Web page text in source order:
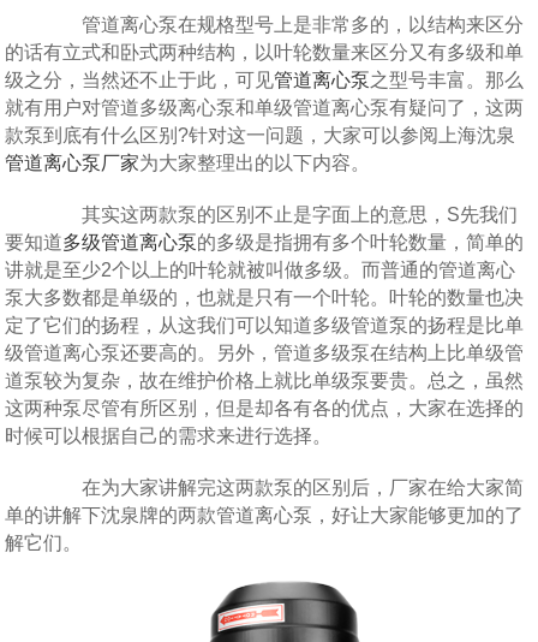
管道离心泵在规格型号上是非常多的，以结构来区分
的话有立式和卧式两种结构，以叶轮数量来区分又有多级和单
级之分，当然还不止于此，可见管道离心泵之型号丰富。那么
就有用户对管道多级离心泵和单级管道离心泵有疑问了，这两
款泵到底有什么区别?针对这一问题，大家可以参阅上海沈泉
管道离心泵厂家为大家整理出的以下内容。
其实这两款泵的区别不止是字面上的意思，S先我们
要知道多级管道离心泵的多级是指拥有多个叶轮数量，简单的
讲就是至少2个以上的叶轮就被叫做多级。而普通的管道离心
泵大多数都是单级的，也就是只有一个叶轮。叶轮的数量也决
定了它们的扬程，从这我们可以知道多级管道泵的扬程是比单
级管道离心泵还要高的。另外，管道多级泵在结构上比单级管
道泵较为复杂，故在维护价格上就比单级泵要贵。总之，虽然
这两种泵尽管有所区别，但是却各有各的优点，大家在选择的
时候可以根据自己的需求来进行选择。
在为大家讲解完这两款泵的区别后，厂家在给大家简
单的讲解下沈泉牌的两款管道离心泵，好让大家能够更加的了
解它们。